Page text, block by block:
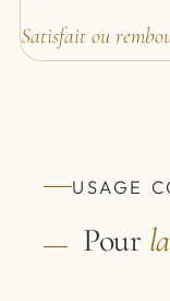
Satisfait ou
USAGE
Pour